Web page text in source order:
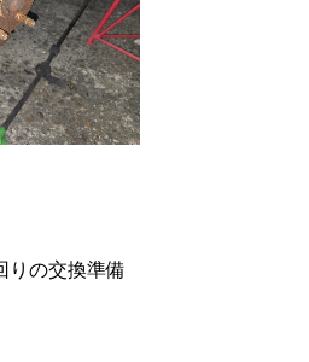
りの交換準備